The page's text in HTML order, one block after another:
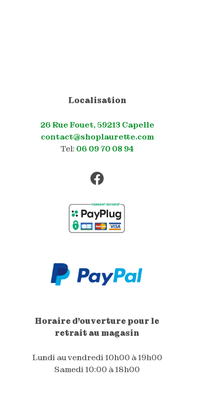
Localisation
26 Rue Fouet, 59213 Capelle
contact@shoplaurette.com
Tel: 06 09 70 08 94
Facebook
Horaire d'ouverture pour le
retrait au magasin
Lundi au vendredi 10h00 à 19h00
Samedi 10:00 à 18h00